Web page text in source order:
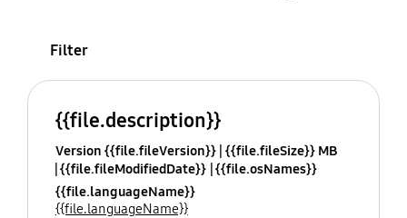
Filter
{{file.description}}
Version {{file.fileVersion}} {{file.fileSize}} MB
{{file.fileModifiedDate}} {{file.osNames}}
{{file.languageName}}
{{file.languageName}}